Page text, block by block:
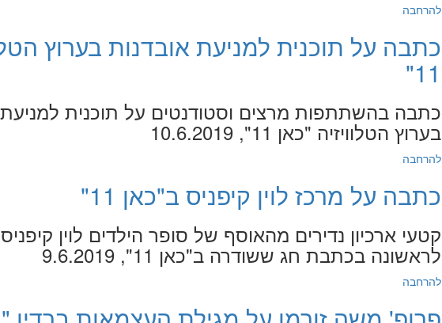
להרחבה
כתבה על תוכנית למניעת אובדנות בערוץ
11"
כתבה בהשתתפות מרצים וסטודנטים על תוכנית למניעת
בערוץ הטלוויזיה "כאן 11", 10.6.2019
להרחבה
כתבה על מרכז לוין קיפניס ב"כאן 11"
קטעי ארכיון נדירים מהאוסף של סופר הילדים לוין
לראשונה בכתבת חג ששודרה ב"כאן 11", 9.6.2019
להרחבה